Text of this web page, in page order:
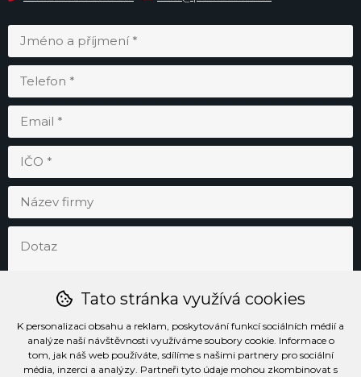
Tato stránka využívá cookies
K personalizaci obsahu a reklam, poskytování funkcí sociálních médií a
analýze naší návštěvnosti využíváme soubory cookie. Informace o
tom, jak náš web používáte, sdílíme s našimi partnery pro sociální
média, inzerci a analýzy. Partneři tyto údaje mohou zkombinovat s